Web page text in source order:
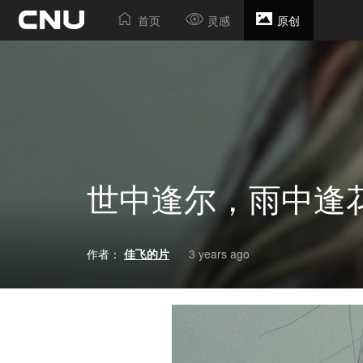
首页 灵感 原创
世中逢尔，雨中逢
作者： 佳飞的片 3 years ago